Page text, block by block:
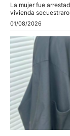
La mujer fue
vivienda
01/08/2026